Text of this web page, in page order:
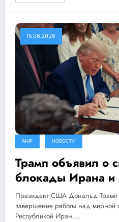
15.06.2026
МИР НОВОСТИ
Трамп объявил о
блокады Ирана и
Ормузского
Президент США Дональд Трамп
завершение работы над мирной
Республикой Иран.…